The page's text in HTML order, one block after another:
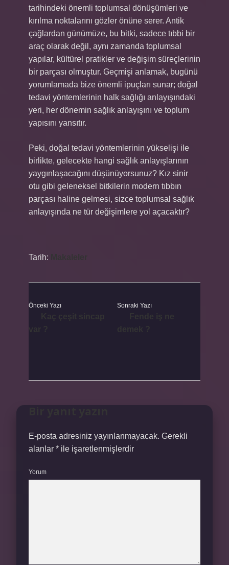
tarihindeki önemli toplumsal dönüşümleri ve
kırılma noktalarını gözler önüne serer. Antik
çağlardan günümüze, bu bitki, sadece tıbbi bir
araç olarak değil, aynı zamanda toplumsal
yapılar, kültürel pratikler ve değişim süreçlerinin
bir parçası olmuştur. Geçmişi anlamak, bugünü
yorumlamada bize önemli ipuçları sunar; doğal
tedavi yöntemlerinin halk sağlığı anlayışındaki
yeri, her dönemin sağlık anlayışını ve toplum
yapısını yansıtır.
Peki, doğal tedavi yöntemlerinin yükselişi ile
birlikte, gelecekte hangi sağlık anlayışlarının
yaygınlaşacağını düşünüyorsunuz? Kız sinir
otu gibi geleneksel bitkilerin modern tıbbın
parçası haline gelmesi, sizce toplumsal sağlık
anlayışında ne tür değişimlere yol açacaktır?
Tarih:
Önceki Yazı Sonraki Yazı
E-posta adresiniz yayınlanmayacak. Gerekli
alanlar * ile işaretlenmişlerdir
Yorum